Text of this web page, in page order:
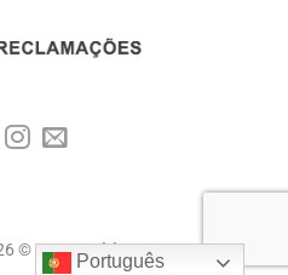
©Cognoscitiva
Português